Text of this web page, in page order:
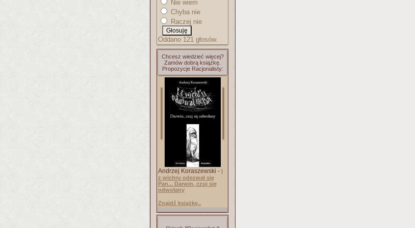
Nie wiem
Chyba nie
Raczej nie
Oddano 121 głosów.
Chcesz wiedzieć więcej?
Zamów dobrą książkę.
Propozycje Racjonalisty:
Andrzej Koraszewski - I
z wichru odezwał się
Pan... Darwin, czuj się
odwołany
Znajdź książkę..